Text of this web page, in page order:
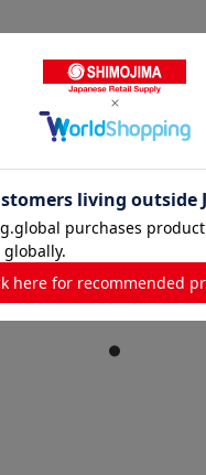
シルバ
ご注文
原口 ギフトボックス ゴール
ド 301HT 10個/束（ご注文
単位5束）【直送品】